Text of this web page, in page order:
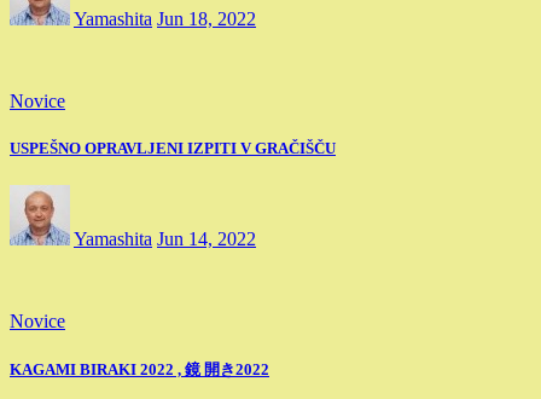
Yamashita Jun 18, 2022
Novice
USPEŠNO OPRAVLJENI IZPITI V GRAČIŠČU
Yamashita Jun 14, 2022
Novice
KAGAMI BIRAKI 2022 , 鏡 開き2022